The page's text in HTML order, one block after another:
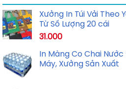
Xưởng In Túi Vải Theo
Từ Số Lượng 20 cái
31.000
In Màng Co Chai
Máy, Xưởng Sản Xuất